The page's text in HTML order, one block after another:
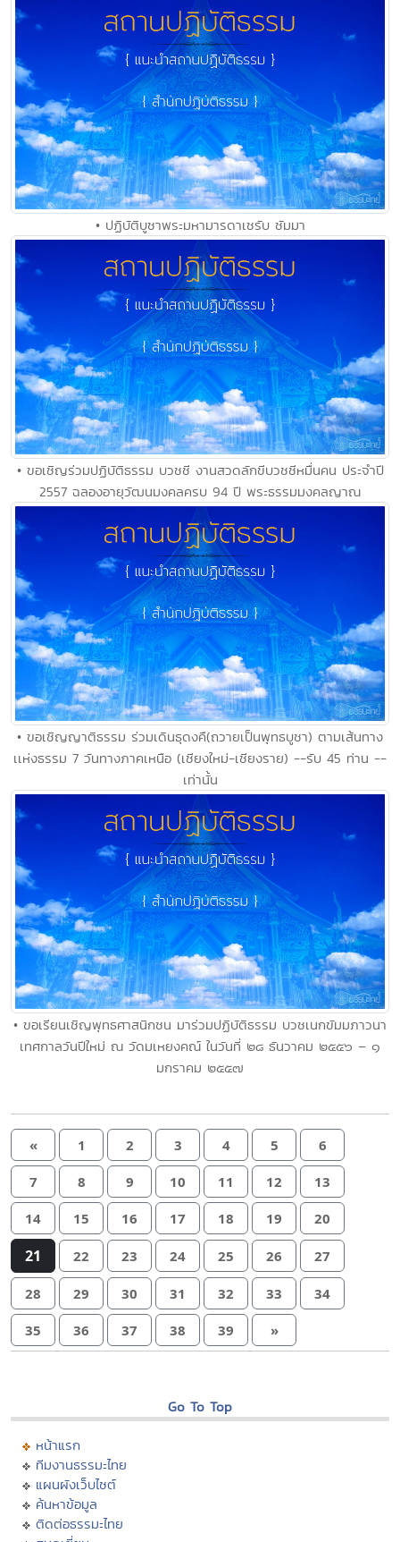
• ปฏิบัติบูชาพระมหามารดาเชรับ ชัมมา
• ขอเชิญร่วมปฏิบัติธรรม บวชชี งานสวดลักขีบวชชีหมื่นคน ประจำปี
2557 ฉลองอายุวัฒนมงคลครบ 94 ปี พระธรรมมงคลญาณ
• ขอเชิญญาติธรรม ร่วมเดินธุดงคื(ถวายเป็นพุทธบูชา) ตามเส้นทาง
เเห่งธรรม 7 วันทางภาคเหนือ (เชียงใหม่-เชียงราย) --รับ 45 ท่าน --
เท่านั้น
• ขอเรียนเชิญพุทธศาสนิกชน มาร่วมปฏิบัติธรรม บวชเนกขัมมภาวนา
เทศกาลวันปีใหม่ ณ วัดมเหยงคณ์ ในวันที่ ๒๘ ธันวาคม ๒๕๕๖ – ๑
มกราคม ๒๕๕๗
« 1 2 3 4 5 6
7 8 9 10 11 12 13
14 15 16 17 18 19 20
21 22 23 24 25 26 27
28 29 30 31 32 33 34
35 36 37 38 39 »
Go To Top
หน้าแรก
ทีมงานธรรมะไทย
แผนผังเว็บไซต์
ค้นหาข้อมูล
ติดต่อธรรมะไทย